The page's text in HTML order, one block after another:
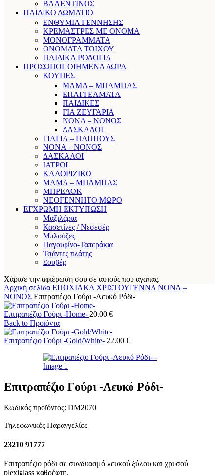
ΒΑΛΕΝΤΙΝΟΣ
ΠΑΙΔΙΚΟ ΔΩΜΑΤΙΟ
ΕΝΘΥΜΙΑ ΓΕΝΝΗΣΗΣ
ΚΡΕΜΑΣΤΡΕΣ ΜΕ ΟΝΟΜΑ
ΜΟΝΟΓΡΑΜΜΑΤΑ
ΟΝΟΜΑΤΑ ΤΟΙΧΟΥ
ΠΑΙΔΙΚΑ ΡΟΛΟΓΙΑ
ΠΡΟΣΩΠΟΠΟΙΗΜΕΝΑ ΔΩΡΑ
ΚΟΥΠΕΣ
ΜΑΜΑ – ΜΠΑΜΠΑΣ
ΕΠΑΓΓΕΛΜΑΤΑ
ΠΑΙΔΙΚΕΣ
ΓΙΑ ΖΕΥΓΑΡΙΑ
ΝΟΝΑ – ΝΟΝΟΣ
ΔΑΣΚΑΛΟΙ
ΓΙΑΓΙΑ – ΠΑΠΠΟΥΣ
ΝΟΝΑ – ΝΟΝΟΣ
ΔΑΣΚΑΛΟΙ
ΙΑΤΡΟΙ
ΚΑΛΟΡΙΖΙΚΟ
ΜΑΜΑ – ΜΠΑΜΠΑΣ
ΜΠΡΕΛΟΚ
ΝΕΟΓΕΝΝΗΤΟ ΜΩΡΟ
ΕΓΧΡΩΜΗ ΕΚΤΥΠΩΣΗ
Μαξιλάρια
Κασετίνες / Νεσεσέρ
Μπλούζες
Παγουρίνο-Ταπεράκια
Τσάντες πλάτης
Σουβέρ
Χάρισε την αφιέρωση σου σε αυτούς που αγαπάς.
Αρχική σελίδα ΕΠΟΧΙΑΚΑ ΧΡΙΣΤΟΥΓΕΝΝΑ ΝΟΝΑ –
ΝΟΝΟΣ Επιτραπέζιο Γούρι -Λευκό Ρόδι-
Επιτραπέζιο Γούρι -Home- 20.00 €
Back to Προϊόντα
Επιτραπέζιο Γούρι -Gold/White- 22.00 €
Επιτραπέζιο Γούρι -Λευκό Ρόδι-
Κωδικός προϊόντος: DM2070
Τηλεφωνικές Παραγγελίες
23210 91777
Επιτραπέζιο ρόδι σε συνδυασμό λευκού ξύλου και χρυσού
plexiglass καθρέφτη.